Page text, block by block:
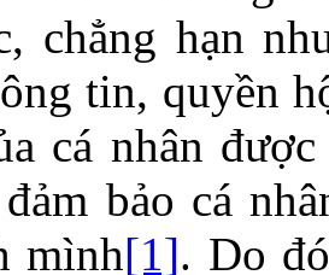
chẳng hạn
tin, quyền
cá nhân
bảo cá
mình[1]. Do